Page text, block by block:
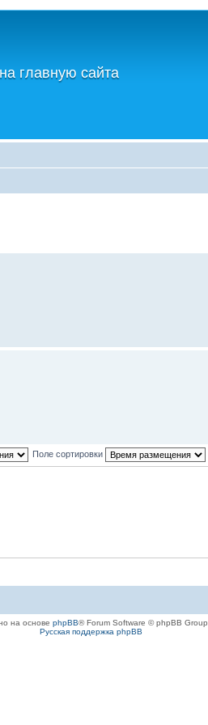
главную сайта
Поле сортировки
на основе phpBB® Forum Software © phpBB Group
Русская поддержка phpBB